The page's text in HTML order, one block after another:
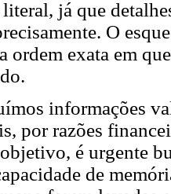
já que
O
ordem exata em
informações
por razões
é urgente
de